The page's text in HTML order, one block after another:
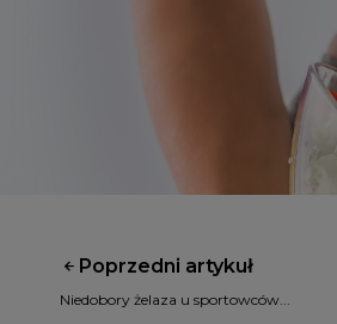
Poprzedni artykuł
Niedobory żelaza u sportowców...